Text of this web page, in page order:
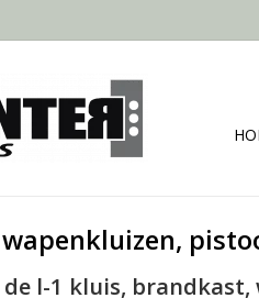
wapenkluizen,
l-1 kluis,